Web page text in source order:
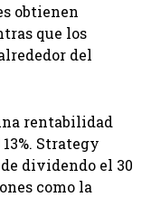
obtienen
que los
del
rentabilidad
Strategy
dividendo el 30
como la